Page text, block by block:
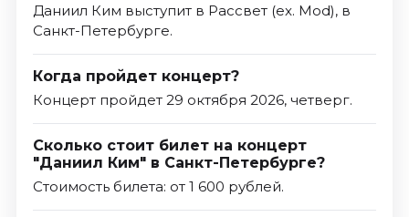
Даниил Ким выступит в Рассвет (ex. Mod), в
Санкт-Петербурге.
Когда пройдет концерт?
Концерт пройдет 29 октября 2026, четверг.
Сколько стоит билет на концерт
"Даниил Ким" в Санкт-Петербурге?
Стоимость билета: от 1 600 рублей.